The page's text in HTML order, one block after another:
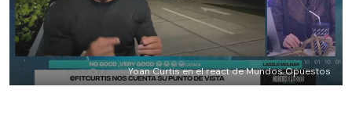
Yoan Curtis en el react de Mundos Opuestos